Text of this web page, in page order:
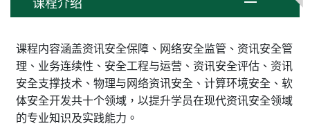
课程内容涵盖资讯安全保障、网络安全监管、资讯安全管
理、业务连续性、安全工程与运营、资讯安全评估、资讯
安全支撑技术、物理与网络资讯安全、计算环境安全、软
体安全开发共十个领域，以提升学员在现代资讯安全领域
的专业知识及实践能力。